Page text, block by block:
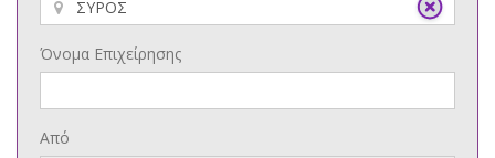
Όνομα Επιχείρησης
Από